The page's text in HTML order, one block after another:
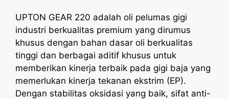
UPTON GEAR 220 adalah oli pelumas gigi
industri berkualitas premium yang dirumus
khusus dengan bahan dasar oli berkualitas
tinggi dan berbagai aditif khusus untuk
memberikan kinerja terbaik pada gigi baja yang
memerlukan kinerja tekanan ekstrim (EP).
Dengan stabilitas oksidasi yang baik, sifat anti-